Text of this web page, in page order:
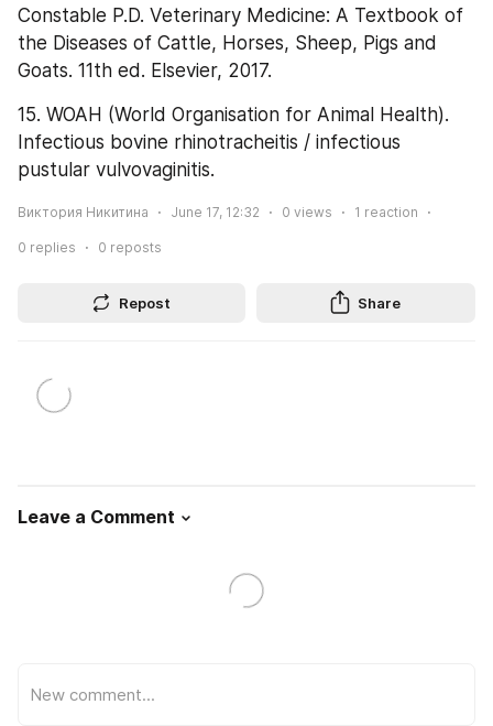
Constable P.D. Veterinary Medicine: A Textbook of
the Diseases of Cattle, Horses, Sheep, Pigs and
Goats. 11th ed. Elsevier, 2017.
15. WOAH (World Organisation for Animal Health).
Infectious bovine rhinotracheitis / infectious
pustular vulvovaginitis.
Виктория Никитина June 17, 12:32 0 views 1 reaction
0 replies 0 reposts
Repost Share
Leave a Comment